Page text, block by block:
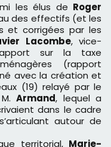
les élus de Roger
des effectifs (et les
et corrigées par les
Lacombe, vice-
sur la taxe
(rapport
avec la création et
(19) relayé par le
M.Armand, lequel a
dans le cadre
autour de
territorial, Marie-